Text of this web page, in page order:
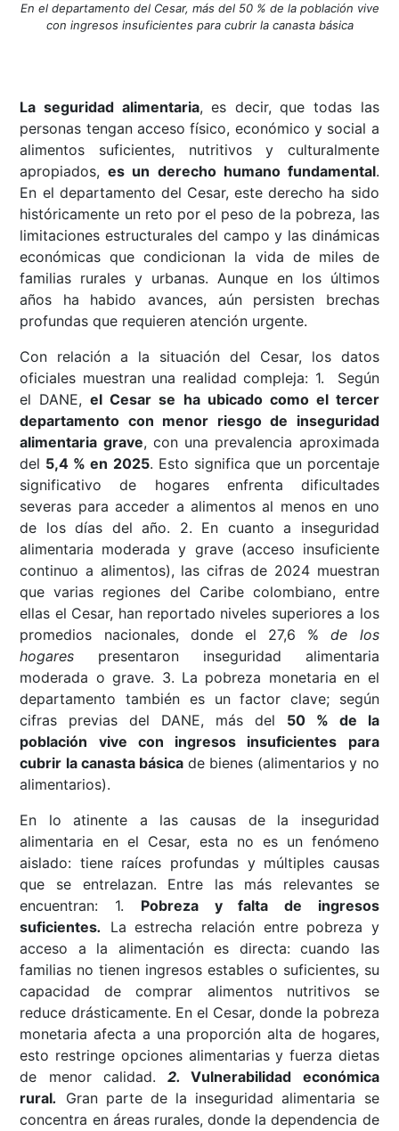
En el departamento del Cesar, más del 50 % de la población vive
con ingresos insuficientes para cubrir la canasta básica
La seguridad alimentaria, es decir, que todas las
personas tengan acceso físico, económico y social a
alimentos suficientes, nutritivos y culturalmente
apropiados,es un derecho humano fundamental.
En el departamento del Cesar, este derecho ha sido
históricamente un reto por el peso de la pobreza, las
limitaciones estructurales del campo y las dinámicas
económicas que condicionan la vida de miles de
familias rurales y urbanas. Aunque en los últimos
años ha habido avances, aún persisten brechas
profundas que requieren atención urgente.
Con relación a la situación del Cesar, los datos
oficiales muestran una realidad compleja: 1. Según
el DANE,el Cesar se ha ubicado como el tercer
departamento con menor riesgo de inseguridad
alimentaria grave, con una prevalencia aproximada
del 5,4 % en 2025. Esto significa que un porcentaje
significativo de hogares enfrenta dificultades
severas para acceder a alimentos al menos en uno
de los días del año. 2. En cuanto a inseguridad
alimentaria moderada y grave (acceso insuficiente
continuo a alimentos), las cifras de 2024 muestran
que varias regiones del Caribe colombiano, entre
ellas el Cesar, han reportado niveles superiores a los
promedios nacionales, donde el 27,6 % de los
hogares presentaron inseguridad alimentaria
moderada o grave. 3. La pobreza monetaria en el
departamento también es un factor clave; según
cifras previas del DANE, más del 50 % de la
población vive con ingresos insuficientes para
cubrir la canasta básicade bienes (alimentarios y no
alimentarios).
En lo atinente a las causas de la inseguridad
alimentaria en el Cesar, esta no es un fenómeno
aislado: tiene raíces profundas y múltiples causas
que se entrelazan. Entre las más relevantes se
encuentran: 1. Pobreza y falta de ingresos
suficientes.
La estrecha relación entre pobreza y
acceso a la alimentación es directa: cuando las
familias no tienen ingresos estables o suficientes, su
capacidad de comprar alimentos nutritivos se
reduce drásticamente. En el Cesar, donde la pobreza
monetaria afecta a una proporción alta de hogares,
esto restringe opciones alimentarias y fuerza dietas
de menor calidad.2.Vulnerabilidad económica
rural.
Gran parte de la inseguridad alimentaria se
concentra en áreas rurales, donde la dependencia de